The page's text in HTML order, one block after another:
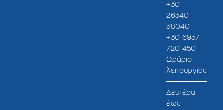
+30
26340
38040
+30 6937
720 450
Ωράριο
λειτουργίας
Δευτέρα
έως